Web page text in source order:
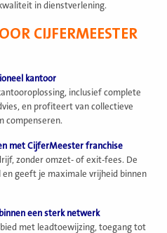
in dienstverlening.
CIJFERMEESTER
kantoor
inclusief complete
en profiteert van collectieve
compenseren.
met CijferMeester franchise
zonder omzet- of exit-fees. De
geeft je maximale vrijheid binnen
een sterk netwerk
met leadtoewijzing, toegang tot